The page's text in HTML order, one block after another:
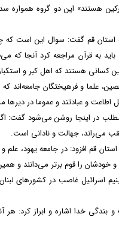
هستند» این دو گروه همواره سد
استان قم گفت: سوال این است که
به قرآن مراجعه کرد آنجا که
کسانی هستند که اهل کبر و
علما و فرهیختگان
اطاعت و عبادتند و عموما در دیرها
مطلب در اینجا روشن می‌شود گفت:
می‌راند، جهالت و نادانی است.
استان قم افزود: در جامعه
خودشان را قوم برتر می‌دانند و
اسرائیل غاصب در کشورهای
خدا اشاره و ابراز کرد: هر